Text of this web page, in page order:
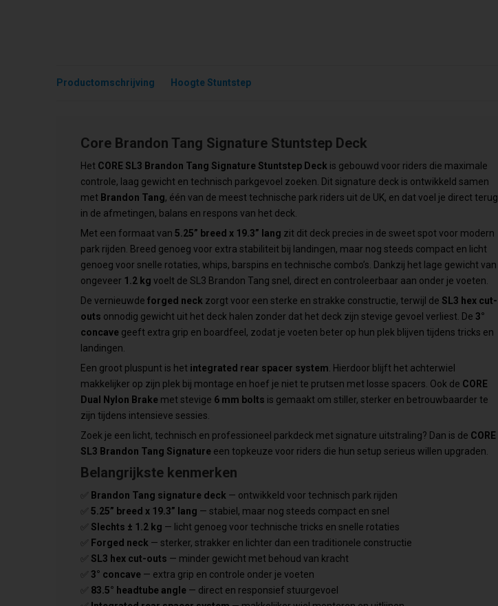
Productomschrijving Hoogte Stuntstep
Core Brandon Tang Signature Stuntstep Deck
Het CORE SL3 Brandon Tang Signature Stuntstep Deck is gebouwd voor riders die maximale
controle, laag gewicht en technisch parkgevoel zoeken. Dit signature deck is ontwikkeld samen
met Brandon Tang, één van de meest technische park riders uit de UK, en dat voel je direct terug
in de afmetingen, balans en respons van het deck.
Met een formaat van 5.25” breed x 19.3” lang zit dit deck precies in de sweet spot voor modern
park rijden. Breed genoeg voor extra stabiliteit bij landingen, maar nog steeds compact en licht
genoeg voor snelle rotaties, whips, barspins en technische combo’s. Dankzij het lage gewicht van
ongeveer 1.2 kg voelt de SL3 Brandon Tang snel, direct en controleerbaar aan onder je voeten.
De vernieuwde forged neck zorgt voor een sterke en strakke constructie, terwijl de SL3 hex cut-
outs onnodig gewicht uit het deck halen zonder dat het deck zijn stevige gevoel verliest. De 3°
concave geeft extra grip en boardfeel, zodat je voeten beter op hun plek blijven tijdens tricks en
landingen.
Een groot pluspunt is het integrated rear spacer system . Hierdoor blijft het achterwiel
makkelijker op zijn plek bij montage en hoef je niet te prutsen met losse spacers. Ook de CORE
Dual Nylon Brake met stevige 6 mm bolts is gemaakt om stiller, sterker en betrouwbaarder te
zijn tijdens intensieve sessies.
Zoek je een licht, technisch en professioneel parkdeck met signature uitstraling? Dan is de CORE
SL3 Brandon Tang Signature een topkeuze voor riders die hun setup serieus willen upgraden.
Belangrijkste kenmerken
Brandon Tang signature deck — ontwikkeld voor technisch park rijden
5.25” breed x 19.3” lang — stabiel, maar nog steeds compact en snel
Slechts ± 1.2 kg — licht genoeg voor technische tricks en snelle rotaties
Forged neck — sterker, strakker en lichter dan een traditionele constructie
SL3 hex cut-outs — minder gewicht met behoud van kracht
3° concave — extra grip en controle onder je voeten
83.5° headtube angle — direct en responsief stuurgevoel